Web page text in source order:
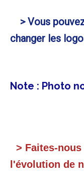
> Vous
changer les
Note : Photo
> Faites-
l'évolution de